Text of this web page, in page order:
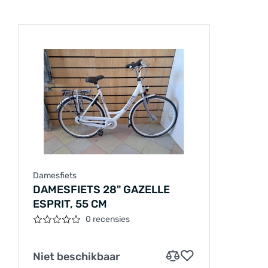
Damesfiets
DAMESFIETS 28" GAZELLE
ESPRIT, 55 CM
0 recensies
Niet beschikbaar